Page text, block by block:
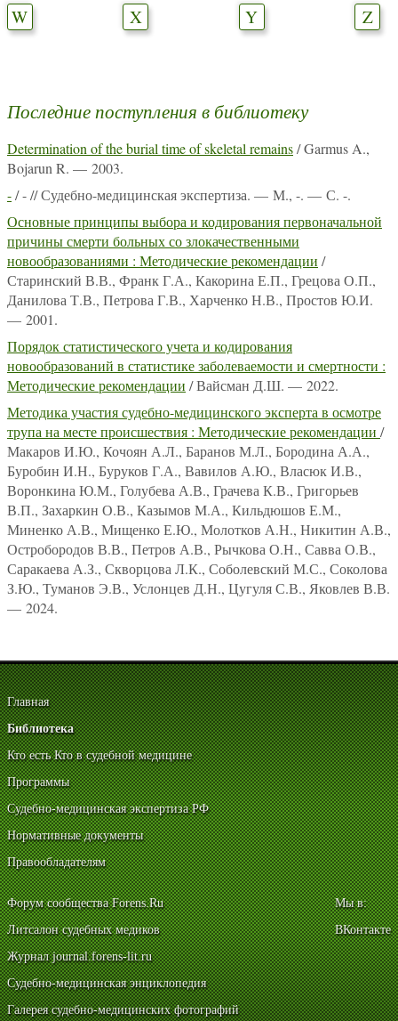
W
X Y Z
Последние поступления в библиотеку
Determination of the burial time of skeletal remains/ Garmus A.,
Bojarun R. — 2003.
-/ - // Судебно-медицинская экспертиза. — М., -. — С. -.
Основные принципы выбора и кодирования первоначальной
причины смерти больных со злокачественными
новообразованиями : Методические рекомендации /
Старинский В.В., Франк Г.А., Какорина Е.П., Грецова О.П.,
Данилова Т.В., Петрова Г.В., Харченко Н.В., Простов Ю.И.
— 2001.
Порядок статистического учета и кодирования
новообразований в статистике заболеваемости и смертности :
Методические рекомендации / Вайсман Д.Ш. — 2022.
Методика участия судебно-медицинского эксперта в осмотре
трупа на месте происшествия : Методические рекомендации /
Макаров И.Ю., Кочоян А.Л., Баранов М.Л., Бородина А.А.,
Буробин И.Н., Буруков Г.А., Вавилов А.Ю., Власюк И.В.,
Воронкина Ю.М., Голубева А.В., Грачева К.В., Григорьев
В.П., Захаркин О.В., Казымов М.А., Кильдюшов Е.М.,
Миненко А.В., Мищенко Е.Ю., Молотков А.Н., Никитин А.В.,
Остробородов В.В., Петров А.В., Рычкова О.Н., Савва О.В.,
Саракаева А.З., Скворцова Л.К., Соболевский М.С., Соколова
З.Ю., Туманов Э.В., Услонцев Д.Н., Цугуля С.В., Яковлев В.В.
— 2024.
Главная
Библиотека
Кто есть Кто в судебной медицине
Программы
Судебно-медицинская экспертиза РФ
Нормативные документы
Правообладателям
Форум сообщества Forens.Ru
Литсалон судебных медиков
Журнал journal.forens-lit.ru
Судебно-медицинская энциклопедия
Галерея судебно-медицинских фотографий
Мы в:
ВКонтакте